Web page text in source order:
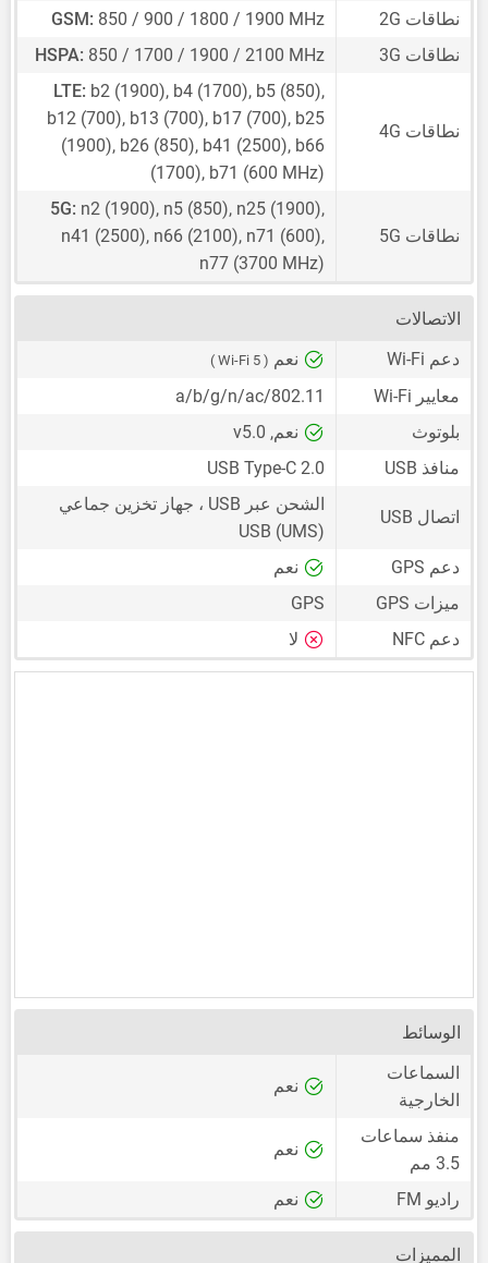
نطاقات 2G
GSM: 850 / 900 / 1800 / 1900 MHz
نطاقات 3G
HSPA: 850 / 1700 / 1900 / 2100 MHz
نطاقات 4G
LTE: b2 (1900), b4 (1700), b5 (850),
b12 (700), b13 (700), b17 (700), b25
(1900), b26 (850), b41 (2500), b66
(1700), b71 (600 MHz)
نطاقات 5G
5G: n2 (1900), n5 (850), n25 (1900),
n41 (2500), n66 (2100), n71 (600),
n77 (3700 MHz)
الاتصالات
دعم Wi-Fi
نعم ( Wi-Fi 5 )
معايير Wi-Fi
802.11/a/b/g/n/ac
بلوتوث
نعم, v5.0
منافذ USB
USB Type-C 2.0
اتصال USB
الشحن عبر USB ، جهاز تخزين جماعي
USB (UMS)
دعم GPS
نعم
ميزات GPS
GPS
دعم NFC
لا
الوسائط
السماعات
الخارجية
نعم
منفذ سماعات
3.5 مم
نعم
راديو FM نعم
المميزات